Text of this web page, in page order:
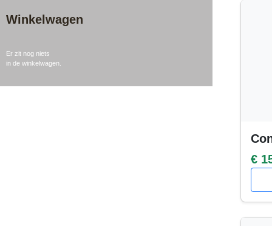
Winkelwagen
Er zit nog niets
in de winkelwagen.
€